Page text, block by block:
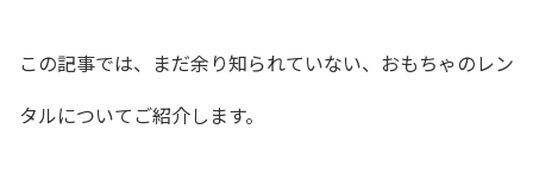
この記事では、まだ余り知られていない、おもちゃのレン
タルについてご紹介します。